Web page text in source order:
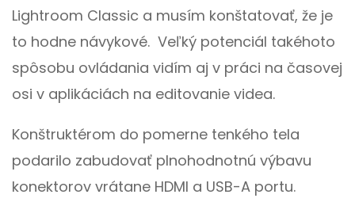
Lightroom Classic a musím konštatovať, že je
to hodne návykové. Veľký potenciál takéhoto
spôsobu ovládania vidím aj v práci na časovej
osi v aplikáciách na editovanie videa.
Konštruktérom do pomerne tenkého tela
podarilo zabudovať plnohodnotnú výbavu
konektorov vrátane HDMI a USB-A portu.